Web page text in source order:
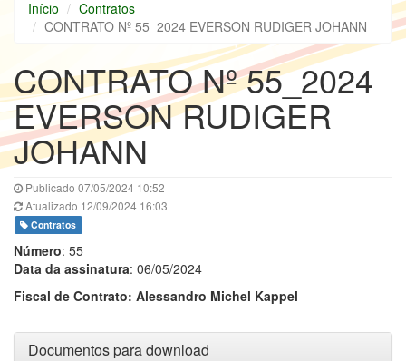
Início
Contratos
CONTRATO Nº 55_2024 EVERSON RUDIGER JOHANN
CONTRATO Nº 55_2024
EVERSON RUDIGER
JOHANN
Publicado 07/05/2024 10:52
Atualizado 12/09/2024 16:03
Contratos
Número: 55
Data da assinatura: 06/05/2024
Fiscal de Contrato: Alessandro Michel Kappel
Documentos para download